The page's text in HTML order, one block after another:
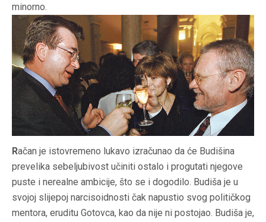
minorno.
Račan je istovremeno lukavo izračunao da će Budišina
prevelika sebeljubivost učiniti ostalo i progutati njegove
puste i nerealne ambicije, što se i dogodilo. Budiša je u
svojoj slijepoj narcisoidnosti čak napustio svog političkog
mentora, eruditu Gotovca, kao da nije ni postojao. Budiša je,